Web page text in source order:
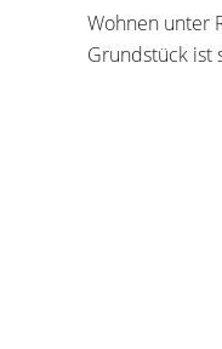
Wohnen unter
Grundstück ist